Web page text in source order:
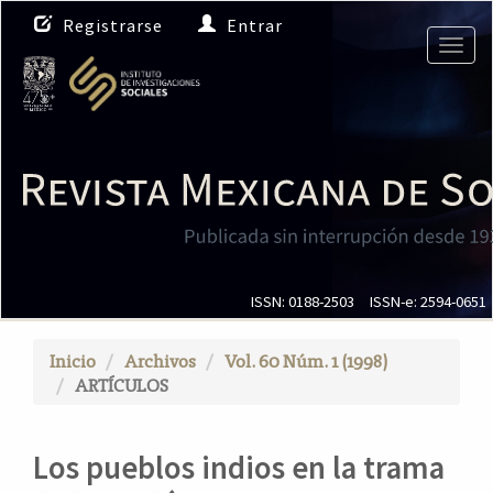
N
a
v
e
g
i
ó
n
c
C
Registrarse Entrar
ISSN: 0188-2503 ISSN-e: 2594-0651
Inicio Archivos
Vol. 60 Núm. 1 (1998)
ARTÍCULOS
Los pueblos indios en la trama